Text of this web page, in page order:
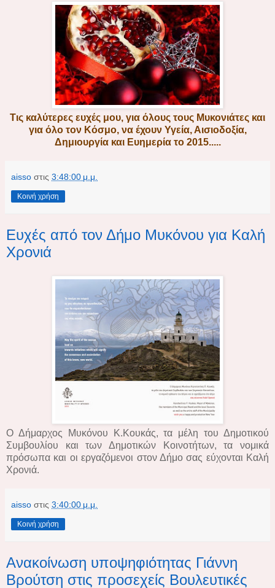
Τις καλύτερες ευχές μου, για όλους τους Μυκονιάτες και
για όλο τον Κόσμο, να έχουν Υγεία, Αισιοδοξία,
Δημιουργία και Ευημερία το 2015.....
aisso στις 3:48:00 μ.μ.
Κοινή χρήση
Ευχές από τον Δήμο Μυκόνου για Καλή
Χρονιά
Ο Δήμαρχος Μυκόνου Κ.Κουκάς, τα μέλη του Δημοτικού
Συμβουλίου και των Δημοτικών Κοινοτήτων, τα νομικά
πρόσωπα και οι εργαζόμενοι στον Δήμο σας εύχονται Καλή
Χρονιά.
aisso στις 3:40:00 μ.μ.
Κοινή χρήση
Ανακοίνωση υποψηφιότητας Γιάννη
Βρούτση στις προσεχείς Βουλευτικές